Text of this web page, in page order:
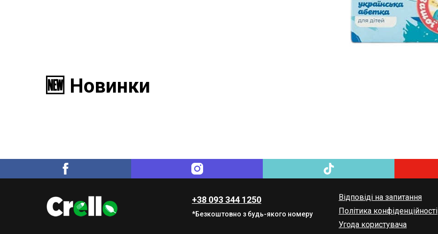
🆕 Новинки
+38 093 344 1250
*Безкоштовно з будь-якого номеру
Відповіді на запитання
Політика конфіденційності
Угода користувача